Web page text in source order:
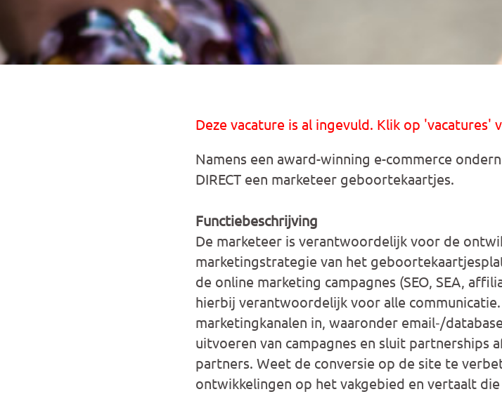
Deze vacature is al ingevuld. Klik op 'vacatures'
Namens een award-winning e-commerce
DIRECT een marketeer geboortekaartjes.
Functiebeschrijving
De marketeer is verantwoordelijk voor de
marketingstrategie van het
de online marketing campagnes (SEO, SEA,
hierbij verantwoordelijk voor alle
marketingkanalen in, waaronder email‐/
uitvoeren van campagnes en sluit partnerships
partners. Weet de conversie op de site te
ontwikkelingen op het vakgebied en vertaalt